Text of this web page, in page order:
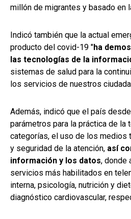
millón de migrantes y basado en
Indicó también que la actual
producto del covid-19 "ha
las tecnologías de la
sistemas de salud para la
los servicios de nuestros
Además, indicó que el país
parámetros para la práctica de la
categorías, el uso de los medios
y seguridad de la atención, así
información y los datos, donde
servicios más habilitados en
interna, psicología, nutrición y
diagnóstico cardiovascular,